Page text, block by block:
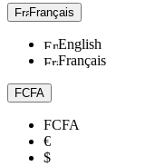
Français
English
Français
FCFA
FCFA
€
$